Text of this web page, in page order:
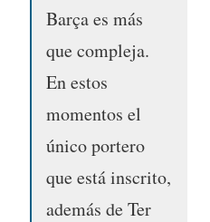
Barça es más
que compleja.
En estos
momentos el
único portero
que está inscrito,
además de Ter